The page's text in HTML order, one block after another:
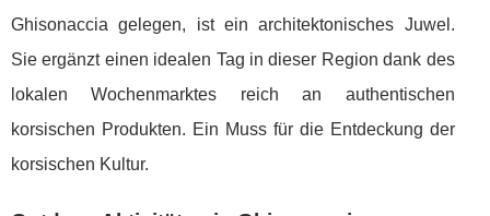
Ghisonaccia gelegen, ist ein architektonisches Juwel.
Sie ergänzt einen idealen Tag in dieser Region dank des
lokalen Wochenmarktes reich an authentischen
korsischen Produkten. Ein Muss für die Entdeckung der
korsischen Kultur.